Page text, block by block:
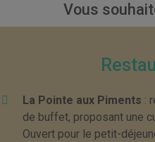
Vous
La Pointe aux Piments :
de buffet, proposant une
Ouvert pour le petit-